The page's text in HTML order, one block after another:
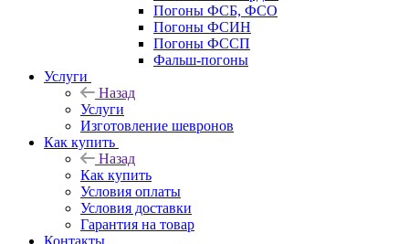
Погоны ФСБ, ФСО
Погоны ФСИН
Погоны ФССП
Фальш-погоны
Услуги
Назад
Услуги
Изготовление шевронов
Как купить
Назад
Как купить
Условия оплаты
Условия доставки
Гарантия на товар
Контакты